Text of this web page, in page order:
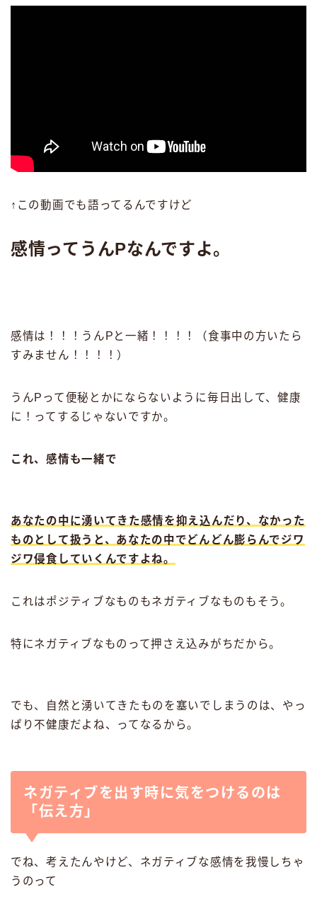
↑この動画でも語ってるんですけど
感情ってうんPなんですよ。
感情は！！！うんPと一緒！！！！（食事中の方いたら
すみません！！！！）
うんPって便秘とかにならないように毎日出して、健康
に！ってするじゃないですか。
これ、感情も一緒で
あなたの中に湧いてきた感情を抑え込んだり、なかった
ものとして扱うと、あなたの中でどんどん膨らんでジワ
ジワ侵食していくんですよね。
これはポジティブなものもネガティブなものもそう。
特にネガティブなものって押さえ込みがちだから。
でも、自然と湧いてきたものを塞いでしまうのは、やっ
ぱり不健康だよね、ってなるから。
ネガティブを出す時に気をつけるのは
「伝え方」
でね、考えたんやけど、ネガティブな感情を我慢しちゃ
うのって